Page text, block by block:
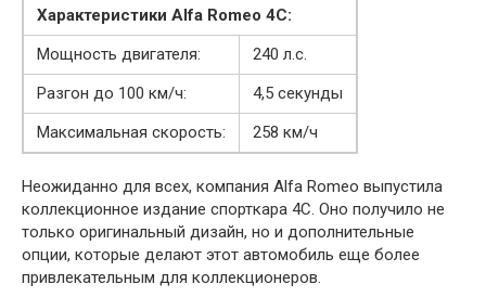
Характеристики Alfa Romeo 4C:
Мощность двигателя:
240 л.с.
Разгон до 100 км/ч:
4,5 секунды
Максимальная скорость:
258 км/ч
Неожиданно для всех, компания Alfa Romeo выпустила
коллекционное издание спорткара 4C. Оно получило не
только оригинальный дизайн, но и дополнительные
опции, которые делают этот автомобиль еще более
привлекательным для коллекционеров.